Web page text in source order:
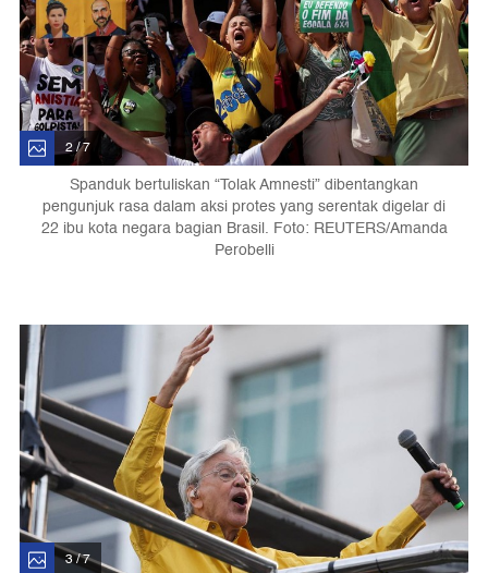
2 / 7
Spanduk bertuliskan “Tolak Amnesti” dibentangkan
pengunjuk rasa dalam aksi protes yang serentak digelar di
22 ibu kota negara bagian Brasil. Foto: REUTERS/Amanda
Perobelli
3 / 7